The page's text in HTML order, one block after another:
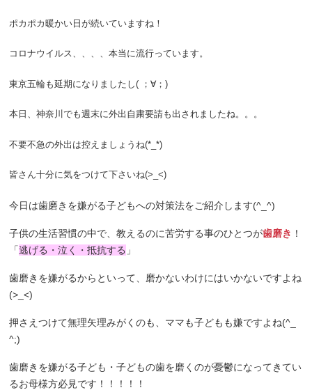
ポカポカ暖かい日が続いていますね！
コロナウイルス、、、、本当に流行っています。
東京五輪も延期になりましたし( ；∀；)
本日、神奈川でも週末に外出自粛要請も出されましたね。。。
不要不急の外出は控えましょうね(*_*)
皆さん十分に気をつけて下さいね(>_<)
今日は歯磨きを嫌がる子どもへの対策法をご紹介します(^_^)
子供の生活習慣の中で、教えるのに苦労する事のひとつが歯磨き ！
「逃げる・泣く・抵抗する 」
歯磨きを嫌がるからといって、磨かないわけにはいかないですよね
(>_<)
押さえつけて無理矢理みがくのも、ママも子どもも嫌ですよね(^_
^;)
歯磨きを嫌がる子ども・子どもの歯を磨くのが憂鬱になってきてい
るお母様方必見です！！！！！